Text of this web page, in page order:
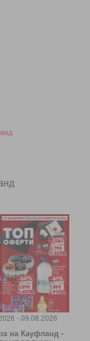
- 09.08.2026
на Кауфланд -